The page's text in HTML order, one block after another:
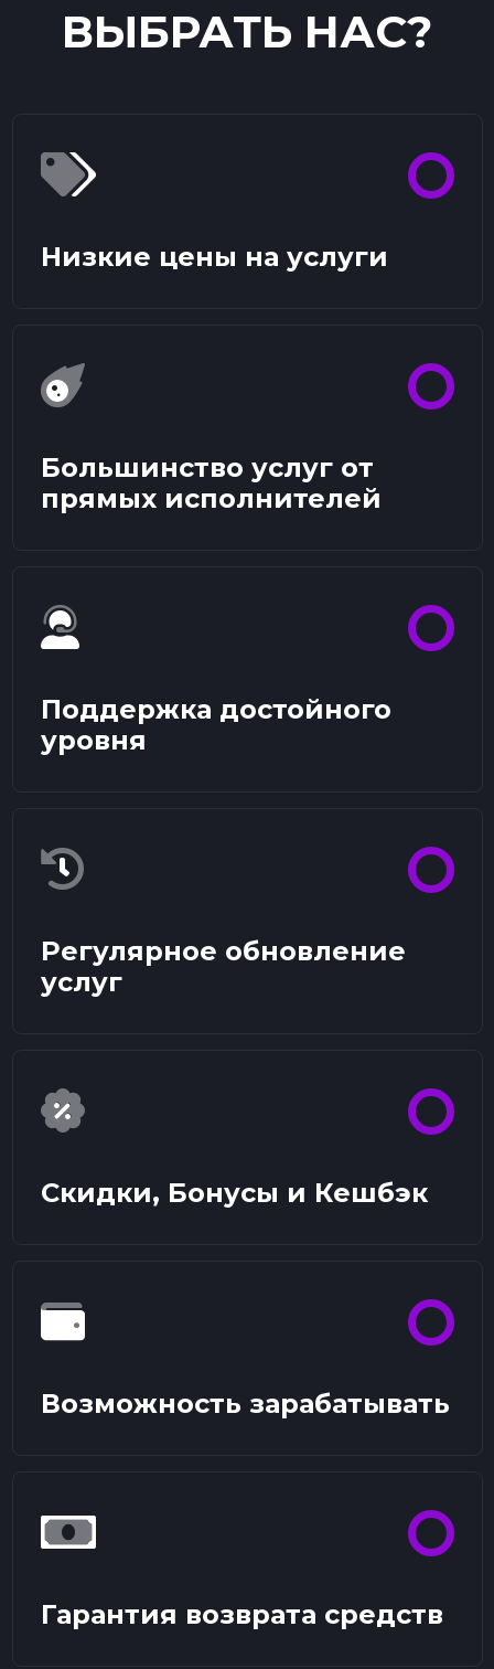
ВЫБРАТЬ НАС?
Низкие цены на услуги
Большинство услуг от
прямых исполнителей
Поддержка достойного
уровня
Регулярное обновление
услуг
Скидки, Бонусы и Кешбэк
Возможность зарабатывать
Гарантия возврата средств